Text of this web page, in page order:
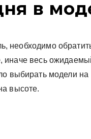
в
необходимо
иначе весь
выбирать модели на
высоте.